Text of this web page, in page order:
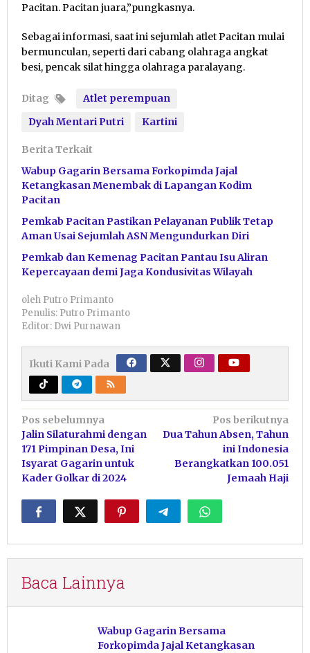
Pacitan. Pacitan juara,”pungkasnya.
Sebagai informasi, saat ini sejumlah atlet Pacitan mulai
bermunculan, seperti dari cabang olahraga angkat
besi, pencak silat hingga olahraga paralayang.
Ditag
Atlet perempuan
Dyah Mentari Putri
Kartini
Berita Terkait
Wabup Gagarin Bersama Forkopimda Jajal
Ketangkasan Menembak di Lapangan Kodim
Pacitan
Pemkab Pacitan Pastikan Pelayanan Publik Tetap
Aman Usai Sejumlah ASN Mengundurkan Diri
Pemkab dan Kemenag Pacitan Pantau Isu Aliran
Kepercayaan demi Jaga Kondusivitas Wilayah
oleh Putro Primanto
Penulis: Putro Primanto
Editor: Dwi Purnawan
Ikuti Kami Pada
Navigasi
pos
Pos sebelumnya
Jalin Silaturahmi dengan
171 Pimpinan Desa, Ini
Isyarat Gagarin untuk
Kader Golkar di 2024
Pos berikutnya
Dua Tahun Absen, Tahun
ini Indonesia
Berangkatkan 100.051
Jemaah Haji
Baca Lainnya
Wabup Gagarin Bersama
Forkopimda Jajal Ketangkasan